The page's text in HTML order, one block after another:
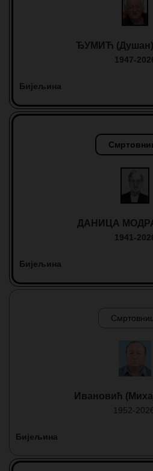
ЂУМИЋ
1947-
Бијељина
ДАНИЦА
1941-
Бијељина
Ивановић
1952-
Бијељина